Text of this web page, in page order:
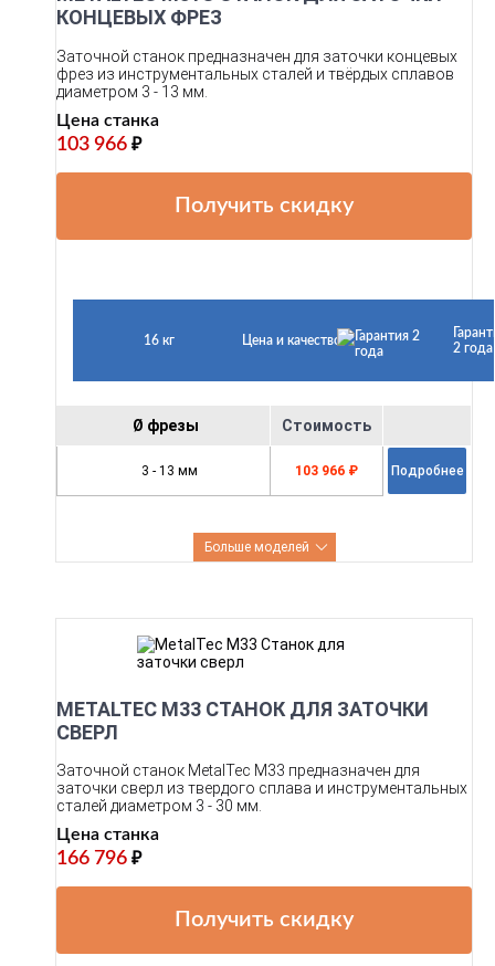
КОНЦЕВЫХ ФРЕЗ
Заточной станок предназначен для заточки концевых
фрез из инструментальных сталей и твёрдых сплавов
диаметром 3 - 13 мм.
Цена станка
103 966 ₽
Получить скидку
16 кг Цена и качество
2 года
Ø фрезы Стоимость
3 - 13 мм 103 966 ₽ Подробнее
Больше моделей
METALTEC M33 СТАНОК ДЛЯ ЗАТОЧКИ
СВЕРЛ
Заточной станок MetalTec M33 предназначен для
заточки сверл из твердого сплава и инструментальных
сталей диаметром 3 - 30 мм.
Цена станка
166 796 ₽
Получить скидку